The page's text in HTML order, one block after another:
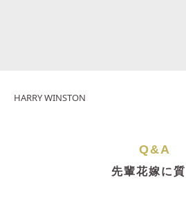
HARRY WINSTON
Q&A
先輩花嫁に